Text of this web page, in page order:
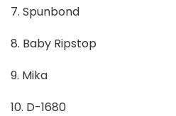
7. Spunbond
8. Baby Ripstop
9. Mika
10. D-1680